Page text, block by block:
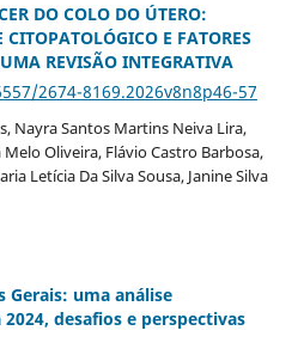
DO COLO DO ÚTERO:
E FATORES
REVISÃO INTEGRATIVA
2674-8169.2026v8n8p46-57
Nayra Santos Martins Neiva Lira,
Oliveira, Flávio Castro Barbosa,
Letícia Da Silva Sousa, Janine Silva
Gerais: uma análise
desafios e perspectivas